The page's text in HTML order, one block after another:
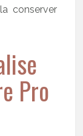
conserver
Pro